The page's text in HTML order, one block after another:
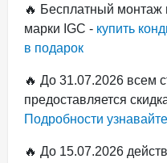
🔥 Бесплатный монтаж
марки IGC - купить
в подарок
🔥 До 31.07.2026 всем
предоставляется
Подробности
🔥 До 15.07.2026